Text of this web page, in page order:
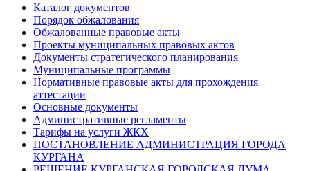
Каталог документов
Порядок обжалования
Обжалованные правовые акты
Проекты муниципальных правовых актов
Документы стратегического планирования
Муниципальные программы
Нормативные правовые акты для прохождения
аттестации
Основные документы
Административные регламенты
Тарифы на услуги ЖКХ
ПОСТАНОВЛЕНИЕ АДМИНИСТРАЦИЯ ГОРОДА
КУРГАНА